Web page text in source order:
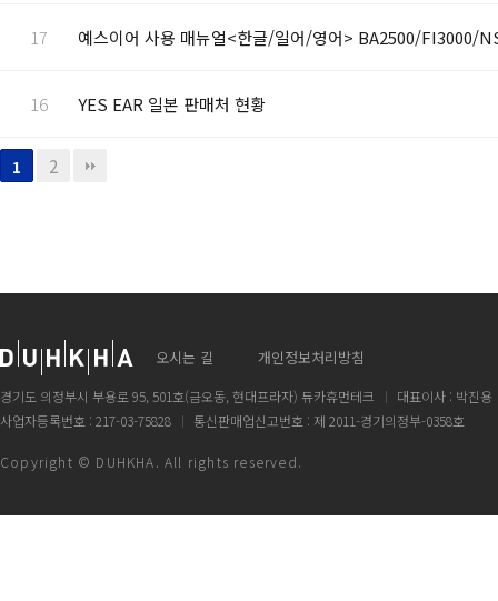
17 예스이어 사용 매뉴얼<한글/일어/영어> BA2500/FI3000/
16 YES EAR 일본 판매처 현황
1 2
오시는 길 개인정보처리방침
경기도 의정부시 부용로 95, 501호(금오동, 현대프라자) 듀카휴먼테크
대표이사 : 박진용
사업자등록번호 : 217-03-75828
통신판매업신고번호 : 제 2011-경기의정부-0358호
Copyright © DUHKHA. All rights reserved.